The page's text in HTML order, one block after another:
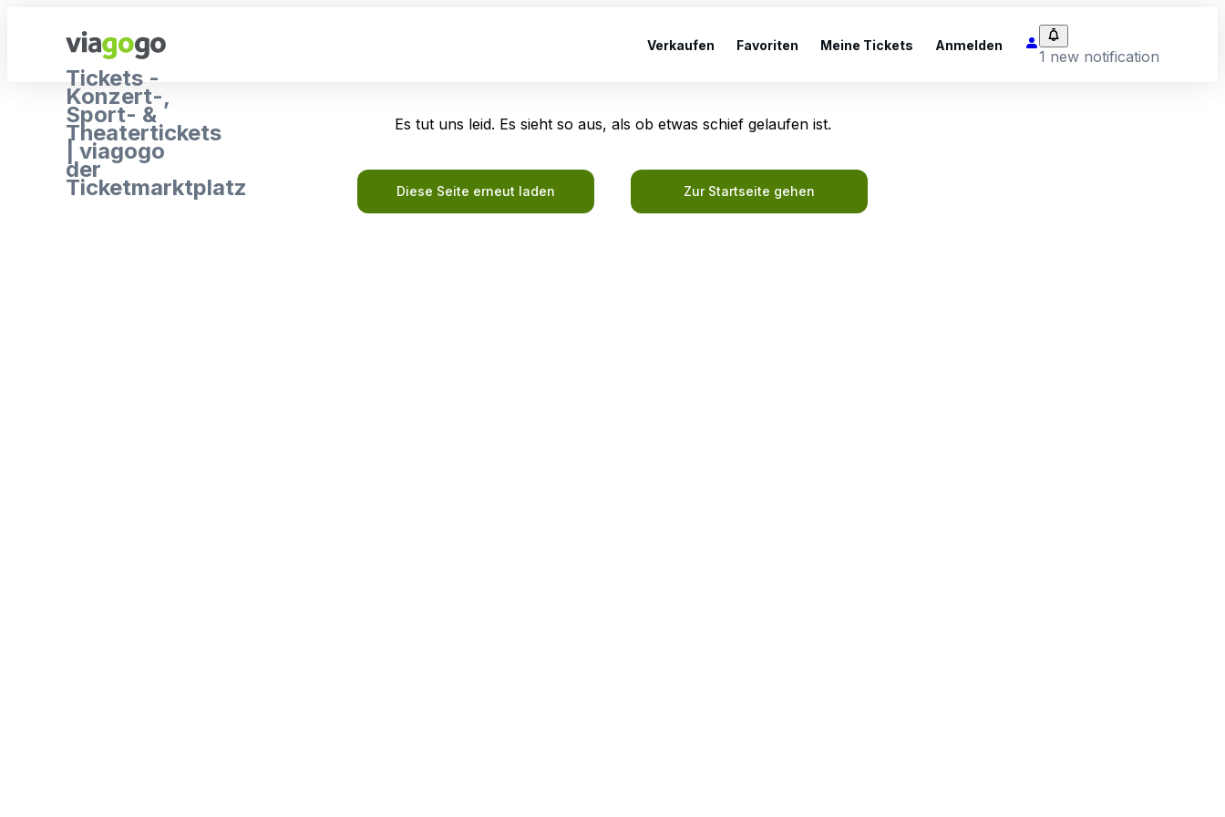
Tickets -
Konzert-,
Sport- &
Theatertickets
| viagogo
der
Ticketmarktplatz
Verkaufen Favoriten Meine Tickets Anmelden
1 new notification
Es tut uns leid. Es sieht so aus, als ob etwas schief gelaufen ist.
Diese Seite erneut laden Zur Startseite gehen